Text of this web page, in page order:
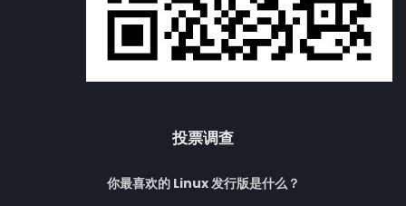
投票调查
你最喜欢的 Linux 发行版是什么？